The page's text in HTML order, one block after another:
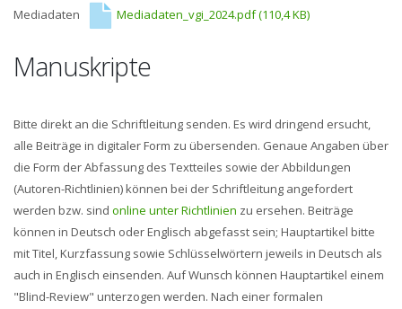
Mediadaten
Mediadaten_vgi_2024.pdf(110,4 KB)
Manuskripte
Bitte direkt an die Schriftleitung senden. Es wird dringend ersucht,
alle Beiträge in digitaler Form zu übersenden. Genaue Angaben über
die Form der Abfassung des Textteiles sowie der Abbildungen
(Autoren-Richtlinien) können bei der Schriftleitung angefordert
werden bzw. sind online unter Richtlinien zu ersehen. Beiträge
können in Deutsch oder Englisch abgefasst sein; Hauptartikel bitte
mit Titel, Kurzfassung sowie Schlüsselwörtern jeweils in Deutsch als
auch in Englisch einsenden. Auf Wunsch können Hauptartikel einem
"Blind-Review" unterzogen werden. Nach einer formalen